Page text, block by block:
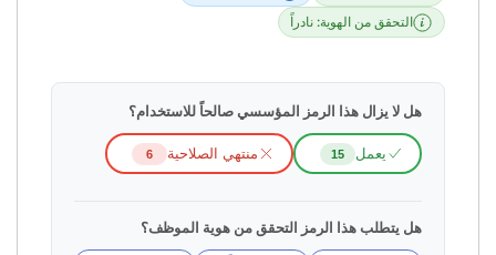
التحقق من الهوية: نادراً
هل لا يزال هذا الرمز المؤسسي صالحاً للاستخدام؟
يعمل 15 منتهي الصلاحية 6
هل يتطلب هذا الرمز التحقق من هوية الموظف؟